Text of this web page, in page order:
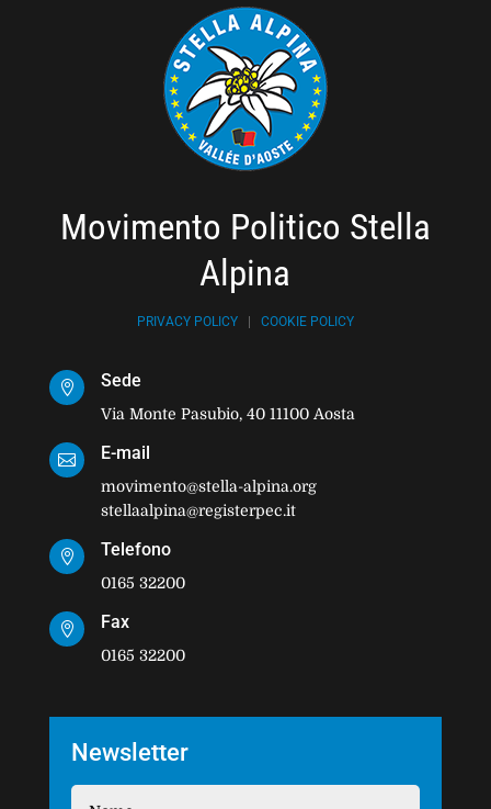
Movimento Politico Stella
Alpina
PRIVACY POLICY| COOKIE POLICY
 Sede
Via Monte Pasubio, 40 11100 Aosta
 E-mail
movimento@stella-alpina.org
stellaalpina@registerpec.it
 Telefono
0165 32200
 Fax
0165 32200
Newsletter